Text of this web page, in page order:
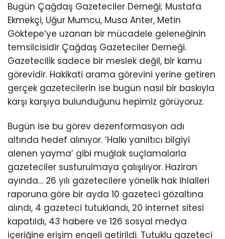
Bugün Çağdaş Gazeteciler Derneği; Mustafa
Ekmekçi, Uğur Mumcu, Musa Anter, Metin
Göktepe’ye uzanan bir mücadele geleneğinin
temsilcisidir Çağdaş Gazeteciler Derneği.
Gazetecilik sadece bir meslek değil, bir kamu
görevidir. Hakikati arama görevini yerine getiren
gerçek gazetecilerin ise bugün nasıl bir baskıyla
karşı karşıya bulunduğunu hepimiz görüyoruz.
Bugün ise bu görev dezenformasyon adı
altında hedef alınıyor. ‘Halkı yanıltıcı bilgiyi
alenen yayma’ gibi muğlak suçlamalarla
gazeteciler susturulmaya çalışılıyor. Haziran
ayında… 26 yılı gazetecilere yönelik hak ihlalleri
raporuna göre bir ayda 10 gazeteci gözaltına
alındı, 4 gazeteci tutuklandı, 20 internet sitesi
kapatıldı, 43 habere ve 126 sosyal medya
içeriğine erişim engeli getirildi. Tutuklu gazeteci